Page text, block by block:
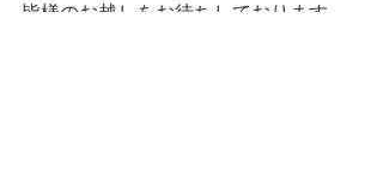
皆様のお越しをお待ちしております。